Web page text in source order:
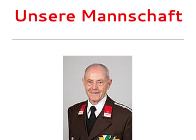
Unsere Mannschaft